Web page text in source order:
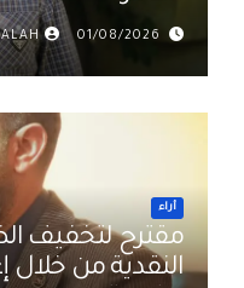
01/08/2026
أراء
مقترح لتخفيف
النقدية من